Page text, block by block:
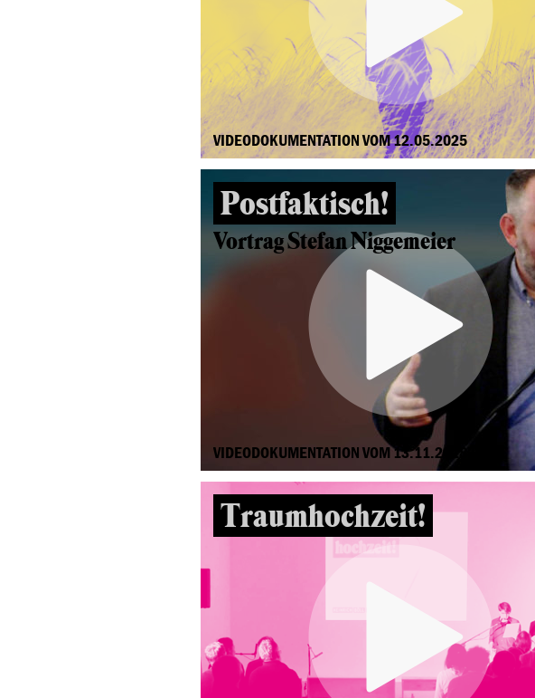
VIDEODOKUMENTATION VOM 12.05.2025
Postfaktisch!
Vortrag Stefan Niggemeier
VIDEODOKUMENTATION VOM 13.11.2018
Traumhochzeit!